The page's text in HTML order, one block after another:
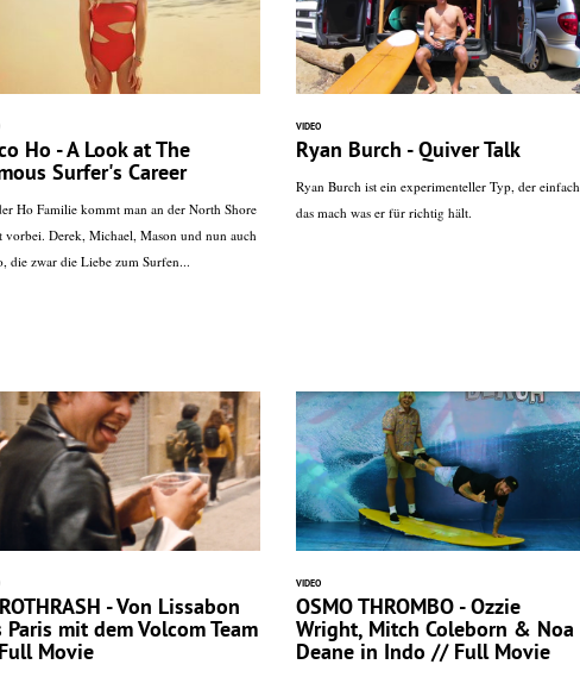
Ho - A Look at The
Surfer's Career
Ho Familie kommt man an der North Shore
vorbei. Derek, Michael, Mason und nun auch
die zwar die Liebe zum Surfen...
VIDEO
Ryan Burch - Quiver Talk
Ryan Burch ist ein experimenteller Typ, der einfach
das mach was er für richtig hält.
- Von Lissabon
Paris mit dem Volcom Team
Movie
VIDEO
OSMO THROMBO - Ozzie
Wright, Mitch Coleborn & Noa
Deane in Indo // Full Movie